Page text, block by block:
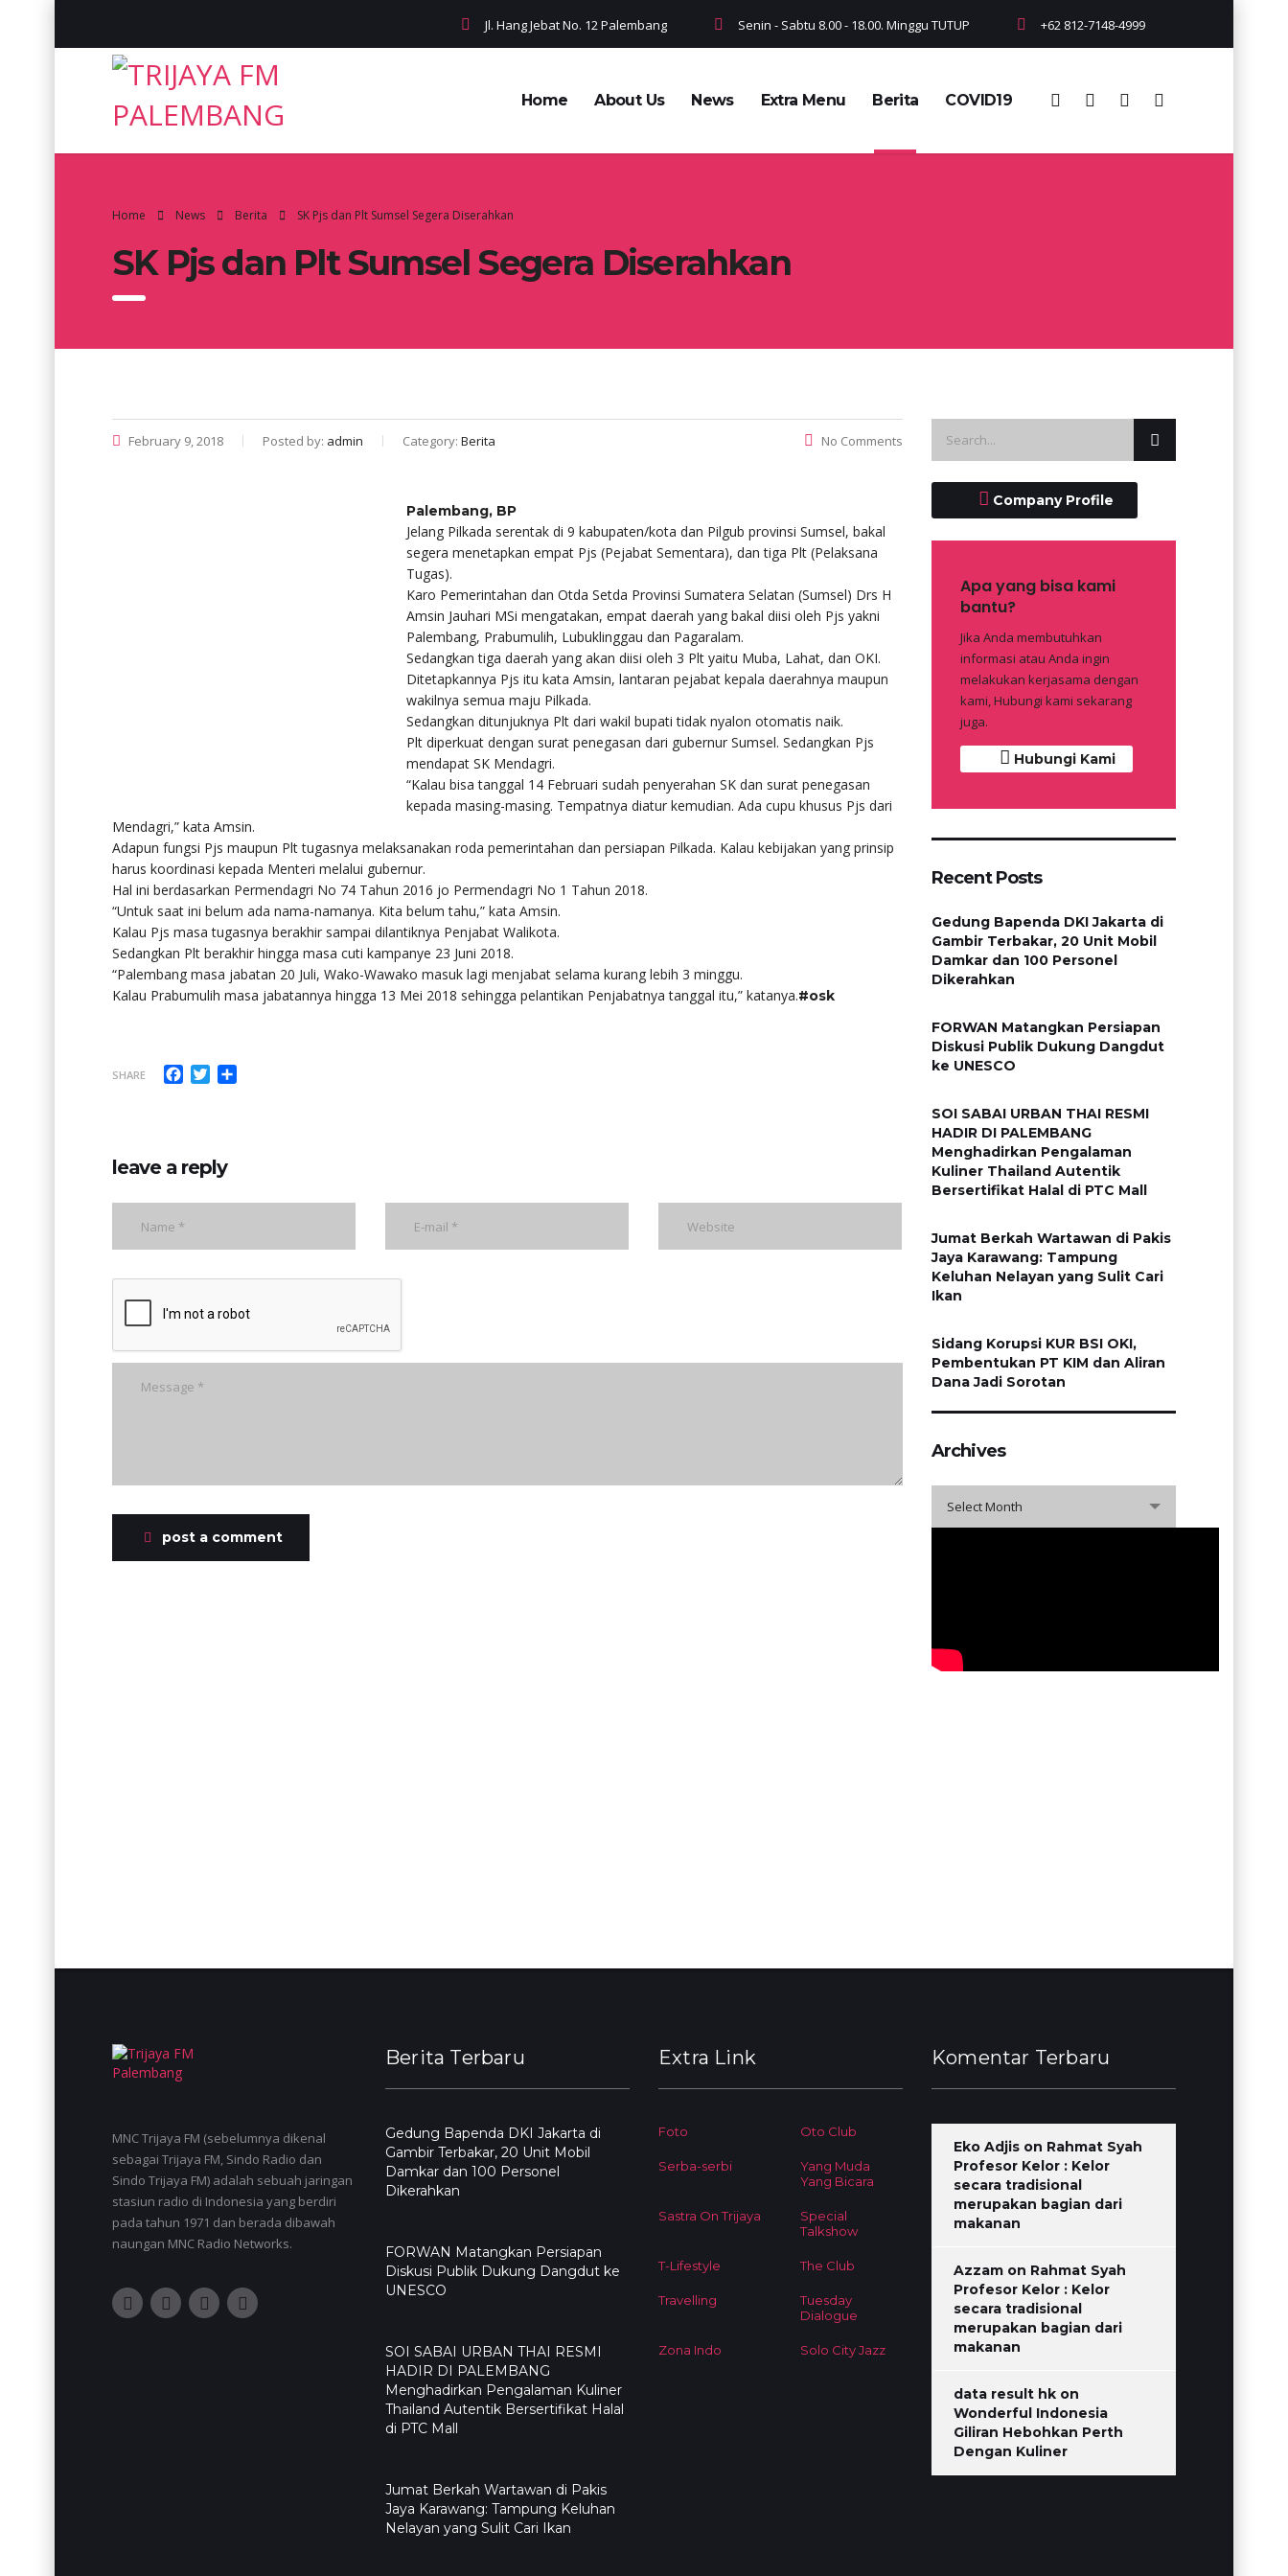
Jl. Hang Jebat No. 12 Palembang Senin - Sabtu 8.00 - 18.00. Minggu TUTUP +62 812-7148-4999
Home About Us News Extra Menu Berita COVID19
Home News Berita SK Pjs dan Plt Sumsel Segera Diserahkan
SK Pjs dan Plt Sumsel Segera Diserahkan
February 9, 2018 Posted by: admin Category: Berita No Comments
Palembang, BP
Jelang Pilkada serentak di 9 kabupaten/kota dan Pilgub provinsi Sumsel, bakal
segera menetapkan empat Pjs (Pejabat Sementara), dan tiga Plt (Pelaksana
Tugas).
Karo Pemerintahan dan Otda Setda Provinsi Sumatera Selatan (Sumsel) Drs H
Amsin Jauhari MSi mengatakan, empat daerah yang bakal diisi oleh Pjs yakni
Palembang, Prabumulih, Lubuklinggau dan Pagaralam.
Sedangkan tiga daerah yang akan diisi oleh 3 Plt yaitu Muba, Lahat, dan OKI.
Ditetapkannya Pjs itu kata Amsin, lantaran pejabat kepala daerahnya maupun
wakilnya semua maju Pilkada.
Sedangkan ditunjuknya Plt dari wakil bupati tidak nyalon otomatis naik.
Plt diperkuat dengan surat penegasan dari gubernur Sumsel. Sedangkan Pjs
mendapat SK Mendagri.
“Kalau bisa tanggal 14 Februari sudah penyerahan SK dan surat penegasan
kepada masing-masing. Tempatnya diatur kemudian. Ada cupu khusus Pjs dari
Mendagri,” kata Amsin.
Adapun fungsi Pjs maupun Plt tugasnya melaksanakan roda pemerintahan dan persiapan Pilkada. Kalau kebijakan yang prinsip
harus koordinasi kepada Menteri melalui gubernur.
Hal ini berdasarkan Permendagri No 74 Tahun 2016 jo Permendagri No 1 Tahun 2018.
“Untuk saat ini belum ada nama-namanya. Kita belum tahu,” kata Amsin.
Kalau Pjs masa tugasnya berakhir sampai dilantiknya Penjabat Walikota.
Sedangkan Plt berakhir hingga masa cuti kampanye 23 Juni 2018.
“Palembang masa jabatan 20 Juli, Wako-Wawako masuk lagi menjabat selama kurang lebih 3 minggu.
Kalau Prabumulih masa jabatannya hingga 13 Mei 2018 sehingga pelantikan Penjabatnya tanggal itu,” katanya.#osk
SHARE Facebook
Twitter
leave a reply
post a comment
Company Profile
Apa yang bisa kami
bantu?
Jika Anda membutuhkan
informasi atau Anda ingin
melakukan kerjasama dengan
kami, Hubungi kami sekarang
juga.
Hubungi Kami
Recent Posts
Gedung Bapenda DKI Jakarta di
Gambir Terbakar, 20 Unit Mobil
Damkar dan 100 Personel
Dikerahkan
FORWAN Matangkan Persiapan
Diskusi Publik Dukung Dangdut
ke UNESCO
SOI SABAI URBAN THAI RESMI
HADIR DI PALEMBANG
Menghadirkan Pengalaman
Kuliner Thailand Autentik
Bersertifikat Halal di PTC Mall
Jumat Berkah Wartawan di Pakis
Jaya Karawang: Tampung
Keluhan Nelayan yang Sulit Cari
Ikan
Sidang Korupsi KUR BSI OKI,
Pembentukan PT KIM dan Aliran
Dana Jadi Sorotan
Archives
Select Month
MNC Trijaya FM (sebelumnya dikenal
sebagai Trijaya FM, Sindo Radio dan
Sindo Trijaya FM) adalah sebuah jaringan
stasiun radio di Indonesia yang berdiri
pada tahun 1971 dan berada dibawah
naungan MNC Radio Networks.
Berita Terbaru
Gedung Bapenda DKI Jakarta di
Gambir Terbakar, 20 Unit Mobil
Damkar dan 100 Personel
Dikerahkan
FORWAN Matangkan Persiapan
Diskusi Publik Dukung Dangdut ke
UNESCO
SOI SABAI URBAN THAI RESMI
HADIR DI PALEMBANG
Menghadirkan Pengalaman Kuliner
Thailand Autentik Bersertifikat Halal
di PTC Mall
Jumat Berkah Wartawan di Pakis
Jaya Karawang: Tampung Keluhan
Nelayan yang Sulit Cari Ikan
Extra Link
Foto Oto Club
Serba-serbi
Yang Muda
Yang Bicara
Sastra On Trijaya
Special
Talkshow
T-Lifestyle The Club
Travelling
Tuesday
Dialogue
Zona Indo Solo City Jazz
Komentar Terbaru
Eko Adjis on Rahmat Syah
Profesor Kelor : Kelor
secara tradisional
merupakan bagian dari
makanan
Azzam on Rahmat Syah
Profesor Kelor : Kelor
secara tradisional
merupakan bagian dari
makanan
data result hk on
Wonderful Indonesia
Giliran Hebohkan Perth
Dengan Kuliner